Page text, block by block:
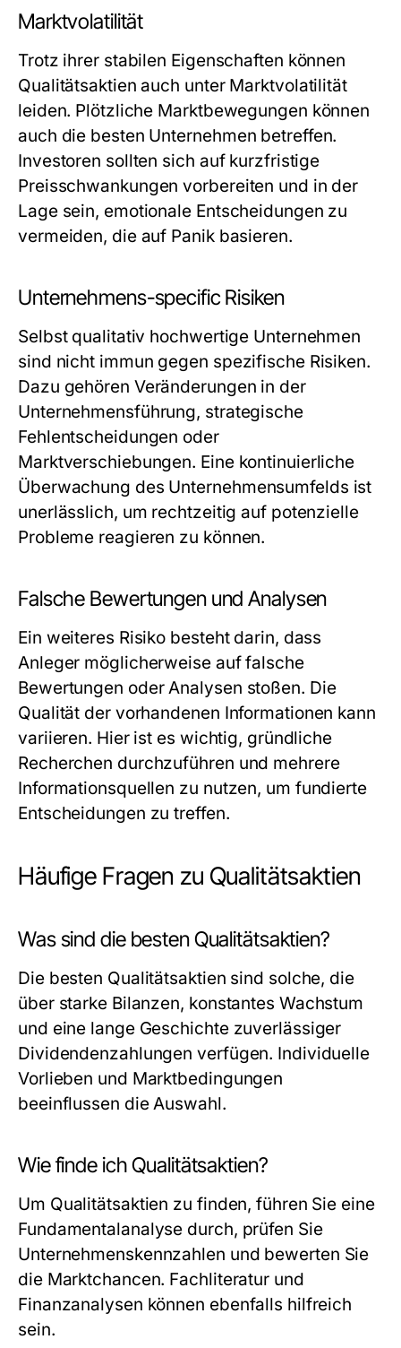
Marktvolatilität
Trotz ihrer stabilen Eigenschaften können
Qualitätsaktien auch unter Marktvolatilität
leiden. Plötzliche Marktbewegungen können
auch die besten Unternehmen betreffen.
Investoren sollten sich auf kurzfristige
Preisschwankungen vorbereiten und in der
Lage sein, emotionale Entscheidungen zu
vermeiden, die auf Panik basieren.
Unternehmens-specific Risiken
Selbst qualitativ hochwertige Unternehmen
sind nicht immun gegen spezifische Risiken.
Dazu gehören Veränderungen in der
Unternehmensführung, strategische
Fehlentscheidungen oder
Marktverschiebungen. Eine kontinuierliche
Überwachung des Unternehmensumfelds ist
unerlässlich, um rechtzeitig auf potenzielle
Probleme reagieren zu können.
Falsche Bewertungen und Analysen
Ein weiteres Risiko besteht darin, dass
Anleger möglicherweise auf falsche
Bewertungen oder Analysen stoßen. Die
Qualität der vorhandenen Informationen kann
variieren. Hier ist es wichtig, gründliche
Recherchen durchzuführen und mehrere
Informationsquellen zu nutzen, um fundierte
Entscheidungen zu treffen.
Häufige Fragen zu Qualitätsaktien
Was sind die besten Qualitätsaktien?
Die besten Qualitätsaktien sind solche, die
über starke Bilanzen, konstantes Wachstum
und eine lange Geschichte zuverlässiger
Dividendenzahlungen verfügen. Individuelle
Vorlieben und Marktbedingungen
beeinflussen die Auswahl.
Wie finde ich Qualitätsaktien?
Um Qualitätsaktien zu finden, führen Sie eine
Fundamentalanalyse durch, prüfen Sie
Unternehmenskennzahlen und bewerten Sie
die Marktchancen. Fachliteratur und
Finanzanalysen können ebenfalls hilfreich
sein.